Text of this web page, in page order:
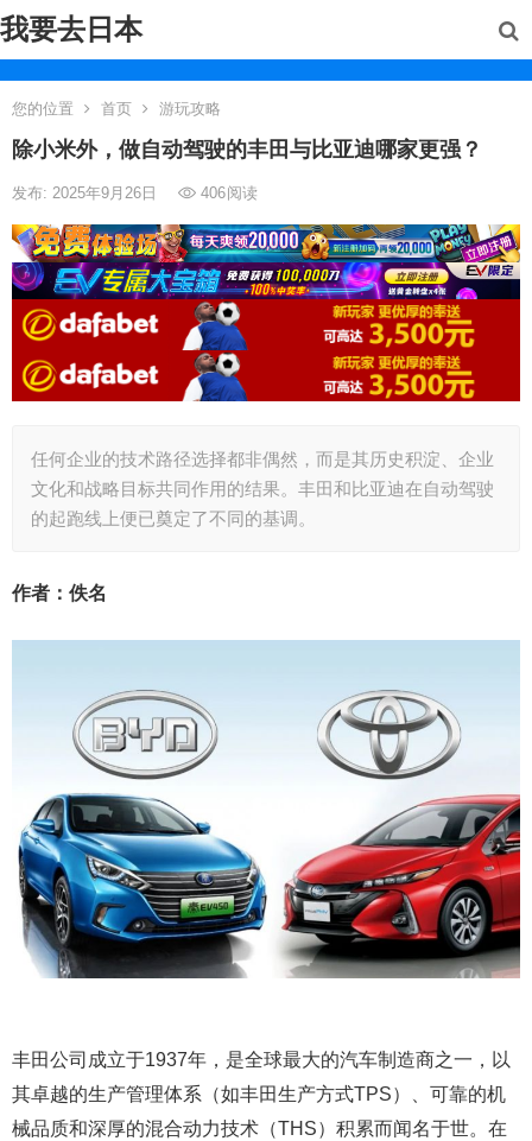
我要去日本
您的位置 首页 游玩攻略
除小米外，做自动驾驶的丰田与比亚迪哪家更强？
发布: 2025年9月26日 406阅读
任何企业的技术路径选择都非偶然，而是其历史积淀、企业
文化和战略目标共同作用的结果。丰田和比亚迪在自动驾驶
的起跑线上便已奠定了不同的基调。
作者：佚名
丰田公司成立于1937年，是全球最大的汽车制造商之一，以
其卓越的生产管理体系（如丰田生产方式TPS）、可靠的机
械品质和深厚的混合动力技术（THS）积累而闻名于世。在